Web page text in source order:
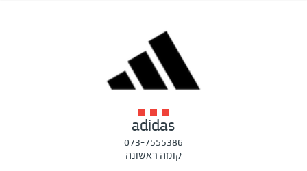
adidas
073-7555386
קומה ראשונה